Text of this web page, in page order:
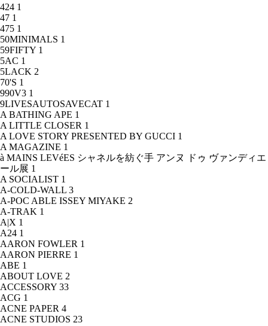
424 1
47 1
475 1
50MINIMALS 1
59FIFTY 1
5AC 1
5LACK 2
70'S 1
990V3 1
9LIVESAUTOSAVECAT 1
A BATHING APE 1
A LITTLE CLOSER 1
A LOVE STORY PRESENTED BY GUCCI 1
A MAGAZINE 1
à MAINS LEVéES シャネルを紡ぐ手 アンヌ ドゥ ヴァンディエ
ール展 1
A SOCIALIST 1
A-COLD-WALL 3
A-POC ABLE ISSEY MIYAKE 2
A-TRAK 1
A|X 1
A24 1
AARON FOWLER 1
AARON PIERRE 1
ABE 1
ABOUT LOVE 2
ACCESSORY 33
ACG 1
ACNE PAPER 4
ACNE STUDIOS 23